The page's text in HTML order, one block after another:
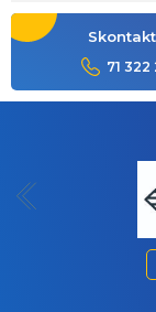
71 322